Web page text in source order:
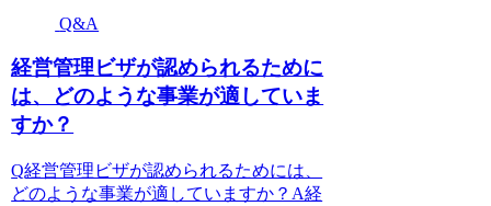
Q&A
経営管理ビザが認められるために
は、どのような事業が適していま
すか？
Q経営管理ビザが認められるためには、
どのような事業が適していますか？A経